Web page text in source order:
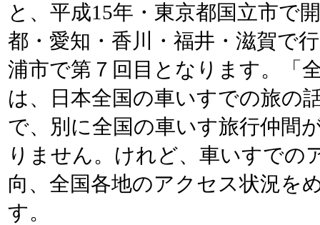
と、平成15年・東京都国立市で
都・愛知・香川・福井・滋賀で
浦市で第７回目となります。「
は、日本全国の車いすでの旅の
で、別に全国の車いす旅行仲間
りません。けれど、車いすでの
向、全国各地のアクセス状況を
す。